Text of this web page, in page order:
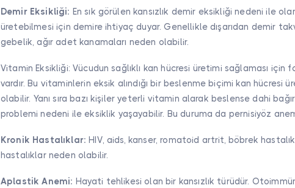
Demir Eksikliği: En sık görülen kansızlık demir eksikliği nedeni ile
üretebilmesi için demire ihtiyaç duyar. Genellikle dışarıdan demir
gebelik, ağır adet kanamaları neden olabilir.
Vitamin Eksikliği: Vücudun sağlıklı kan hücresi üretimi sağlaması
vardır. Bu vitaminlerin eksik alındığı bir beslenme biçimi kan hücresi
olabilir. Yanı sıra bazı kişiler yeterli vitamin alarak beslense dahi
problemi nedeni ile eksiklik yaşayabilir. Bu duruma da pernisiyöz
Kronik Hastalıklar: HIV, aids, kanser, romatoid artrit, böbrek
hastalıklar neden olabilir.
Aplastik Anemi: Hayati tehlikesi olan bir kansızlık türüdür.